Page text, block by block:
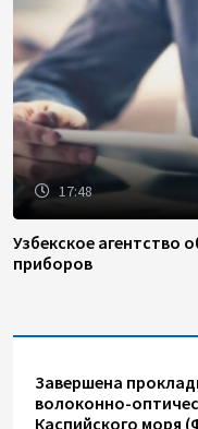
17:48
Узбекское агентство
приборов
Завершена
волоконно-
Каспийского моря